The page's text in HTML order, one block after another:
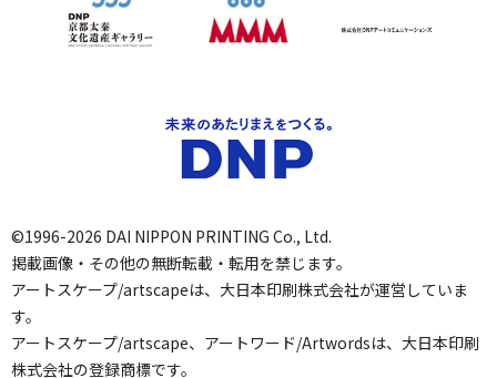
©1996-2026 DAI NIPPON PRINTING Co., Ltd.
掲載画像・その他の無断転載・転用を禁じます。
アートスケープ/artscapeは、大日本印刷株式会社が運営していま
す。
アートスケープ/artscape、アートワード/Artwordsは、大日本印刷
株式会社の登録商標です。